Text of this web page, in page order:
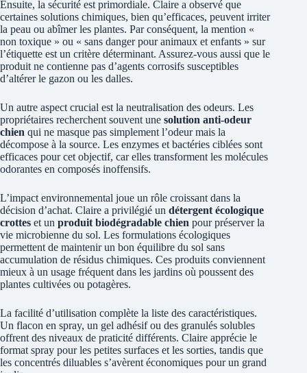
Ensuite, la sécurité est primordiale. Claire a observé que
certaines solutions chimiques, bien qu’efficaces, peuvent irriter
la peau ou abîmer les plantes. Par conséquent, la mention «
non toxique » ou « sans danger pour animaux et enfants » sur
l’étiquette est un critère déterminant. Assurez-vous aussi que le
produit ne contienne pas d’agents corrosifs susceptibles
d’altérer le gazon ou les dalles.
Un autre aspect crucial est la neutralisation des odeurs. Les
propriétaires recherchent souvent une solution anti-odeur
chien qui ne masque pas simplement l’odeur mais la
décompose à la source. Les enzymes et bactéries ciblées sont
efficaces pour cet objectif, car elles transforment les molécules
odorantes en composés inoffensifs.
L’impact environnemental joue un rôle croissant dans la
décision d’achat. Claire a privilégié un détergent écologique
crottes et un produit biodégradable chien pour préserver la
vie microbienne du sol. Les formulations écologiques
permettent de maintenir un bon équilibre du sol sans
accumulation de résidus chimiques. Ces produits conviennent
mieux à un usage fréquent dans les jardins où poussent des
plantes cultivées ou potagères.
La facilité d’utilisation complète la liste des caractéristiques.
Un flacon en spray, un gel adhésif ou des granulés solubles
offrent des niveaux de praticité différents. Claire apprécie le
format spray pour les petites surfaces et les sorties, tandis que
les concentrés diluables s’avèrent économiques pour un grand